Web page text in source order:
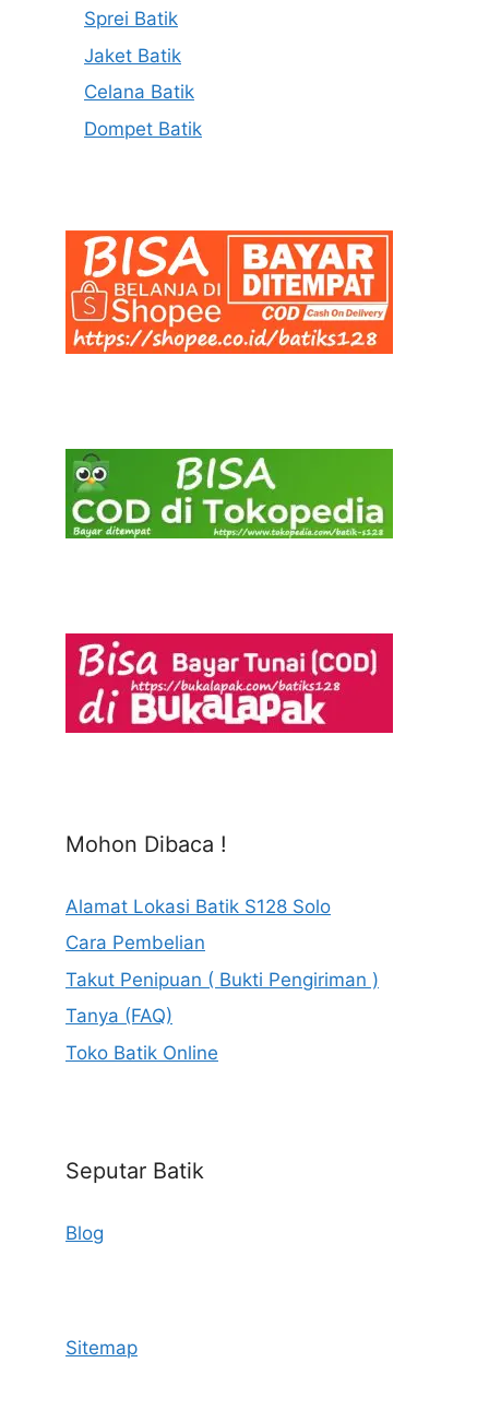
Sprei Batik
Jaket Batik
Celana Batik
Dompet Batik
Mohon Dibaca !
Alamat Lokasi Batik S128 Solo
Cara Pembelian
Takut Penipuan ( Bukti Pengiriman )
Tanya (FAQ)
Toko Batik Online
Seputar Batik
Blog
Sitemap